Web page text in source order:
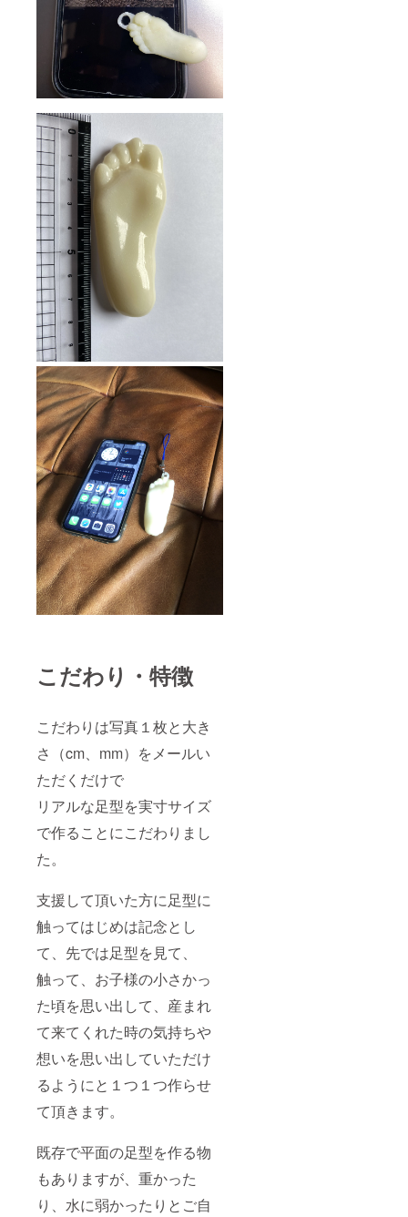
こだわり・特徴
こだわりは写真１枚と大き
さ（cm、mm）をメールい
ただくだけで
リアルな足型を実寸サイズ
で作ることにこだわりまし
た。
支援して頂いた方に足型に
触ってはじめは記念とし
て、先では足型を見て、
触って、お子様の小さかっ
た頃を思い出して、産まれ
て来てくれた時の気持ちや
想いを思い出していただけ
るようにと１つ１つ作らせ
て頂きます。
既存で平面の足型を作る物
もありますが、重かった
り、水に弱かったりとご自